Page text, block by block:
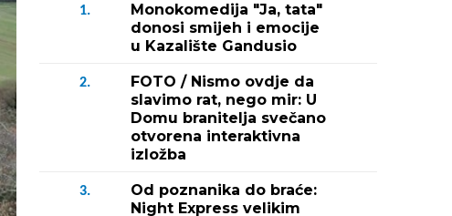
1.
Monokomedija "Ja, tata"
donosi smijeh i emocije
u Kazalište Gandusio
2.
FOTO / Nismo ovdje da
slavimo rat, nego mir: U
Domu branitelja svečano
otvorena interaktivna
izložba
3.
Od poznanika do braće:
Night Express velikim